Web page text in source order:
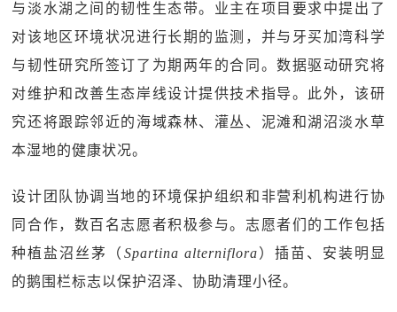
与淡水湖之间的韧性生态带。业主在项目要求中提出了
对该地区环境状况进行长期的监测，并与牙买加湾科学
与韧性研究所签订了为期两年的合同。数据驱动研究将
对维护和改善生态岸线设计提供技术指导。此外，该研
究还将跟踪邻近的海域森林、灌丛、泥滩和湖沼淡水草
本湿地的健康状况。
设计团队协调当地的环境保护组织和非营利机构进行协
同合作，数百名志愿者积极参与。志愿者们的工作包括
种植盐沼丝茅（ Spartina alterniflora）插苗、安装明显
的鹅围栏标志以保护沼泽、协助清理小径。